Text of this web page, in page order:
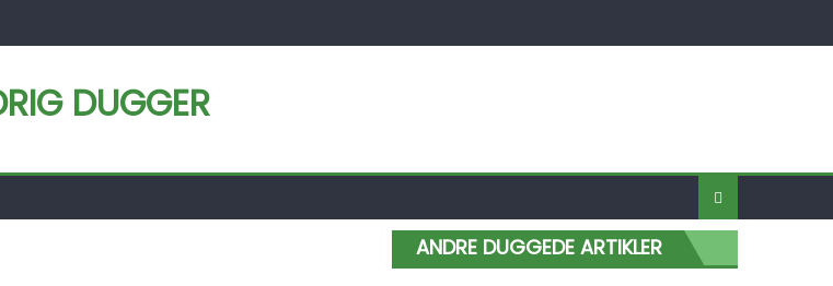
DUGGER
ANDRE DUGGEDE ARTIKLER